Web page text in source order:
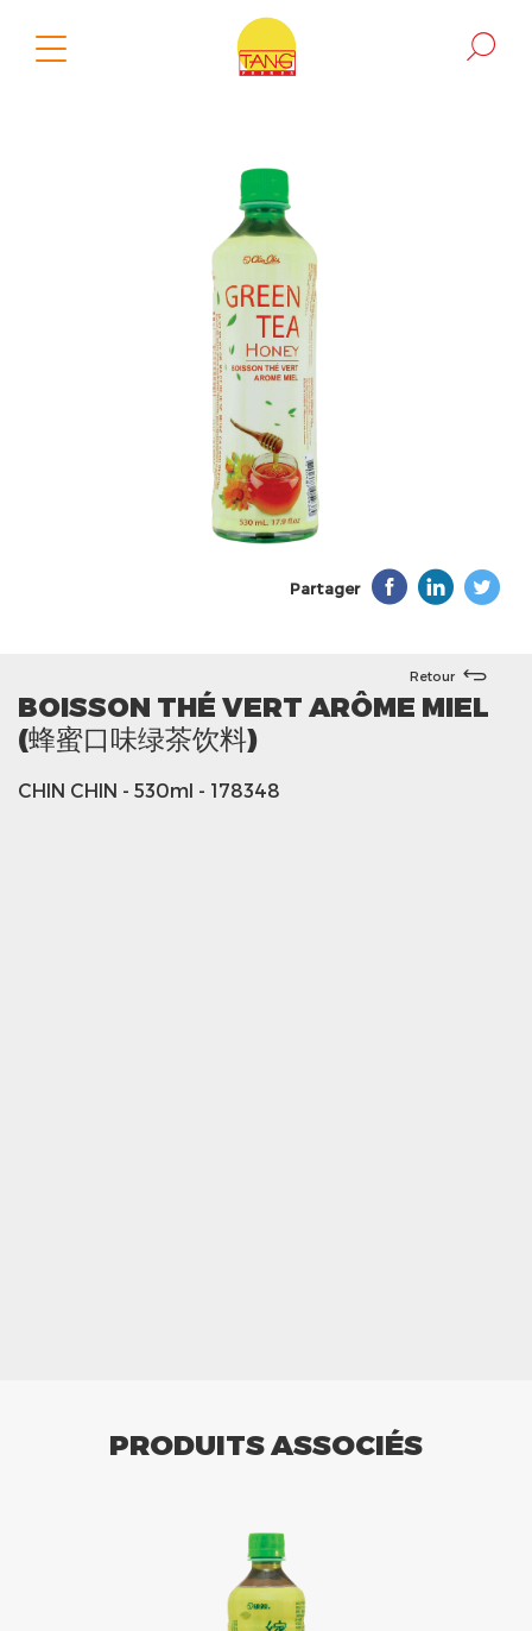
Partager
Retour
BOISSON THÉ VERT ARÔME MIEL
(蜂蜜口味绿茶饮料)
CHIN CHIN - 530ml - 178348
PRODUITS ASSOCIÉS